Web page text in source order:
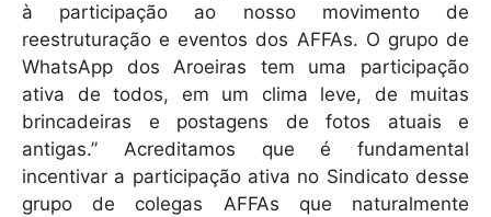
à participação ao nosso movimento de
reestruturação e eventos dos AFFAs. O grupo de
WhatsApp dos Aroeiras tem uma participação
ativa de todos, em um clima leve, de muitas
brincadeiras e postagens de fotos atuais e
antigas.” Acreditamos que é fundamental
incentivar a participação ativa no Sindicato desse
grupo de colegas AFFAs que naturalmente